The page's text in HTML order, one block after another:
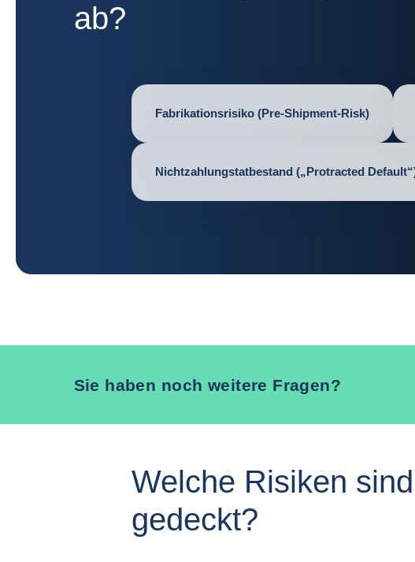
ab?
Fabrikationsrisiko (Pre-Shipment-Risk)
Nichtzahlungstatbestand („Protracted
Sie haben noch weitere Fragen?
Welche Risiken sind
gedeckt?